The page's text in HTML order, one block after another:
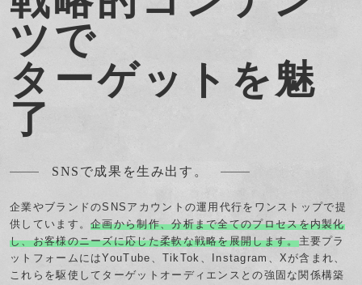
ツで
ターゲットを魅
了
SNSで成果を生み出す。
企業やブランドのSNSアカウントの運用代行をワンストップで提
供しています。企画から制作、分析まで全てのプロセスを内製化
し、お客様のニーズに応じた柔軟な戦略を展開します。主要プラ
ットフォームにはYouTube、TikTok、Instagram、Xが含まれ、
これらを駆使してターゲットオーディエンスとの強固な関係構築